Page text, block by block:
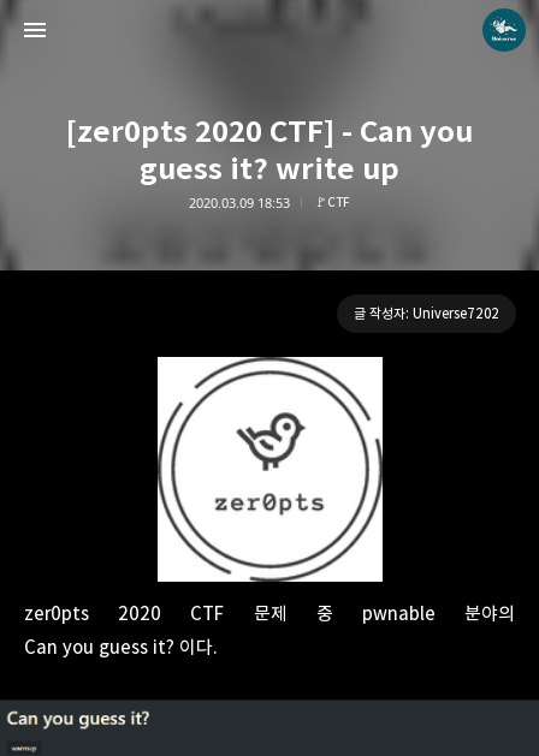
[zer0pts 2020 CTF] - Can you
guess it? write up
2020.03.09 18:53 🚩CTF
글 작성자: Universe7202
zer0pts 2020 CTF 문제 중 pwnable 분야의
Can you guess it? 이다.
Universe blog
Universe7202